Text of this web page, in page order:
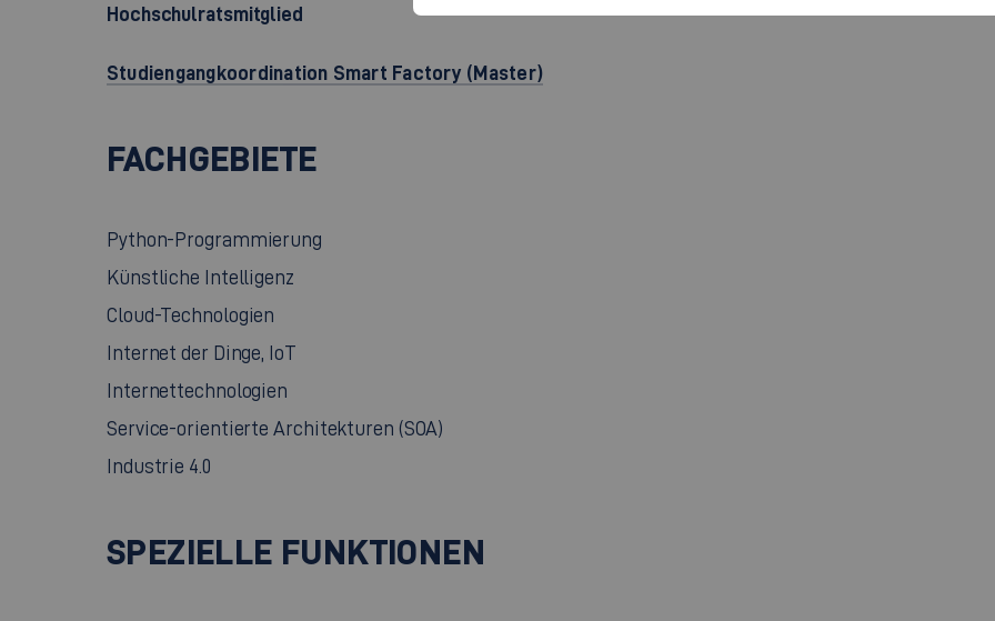
Hochschulratsmitglied
Studiengangkoordination Smart Factory (Master)
FACHGEBIETE
Python-Programmierung
Künstliche Intelligenz
Cloud-Technologien
Internet der Dinge, IoT
Internettechnologien
Service-orientierte Architekturen (SOA)
Industrie 4.0
SPEZIELLE FUNKTIONEN